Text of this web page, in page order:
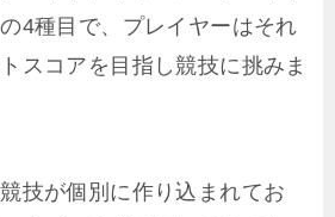
4種目で、プレイヤーはそれ
スコアを目指し競技に挑みま
技が個別に作り込まれてお